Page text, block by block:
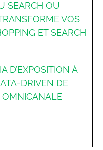
SEARCH OU
VOS
ET SEARCH
D’EXPOSITION À
DRIVEN DE
OMNICANALE